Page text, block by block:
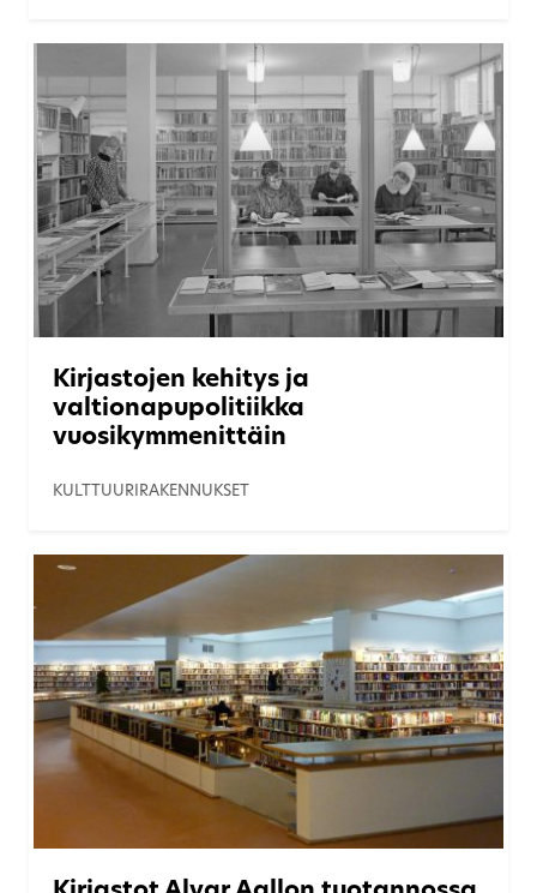
Kirjastojen kehitys ja
valtionapupolitiikka
vuosikymmenittäin
KULTTUURIRAKENNUKSET